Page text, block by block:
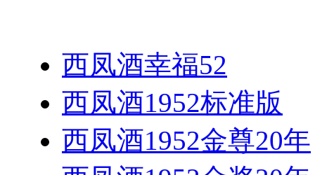
西凤酒幸福52
西凤酒1952标准版
西凤酒1952金尊20年